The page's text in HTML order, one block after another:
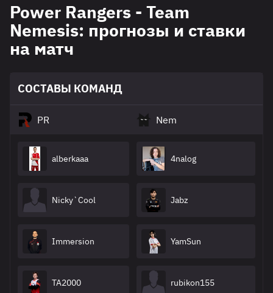
Power Rangers - Team
Nemesis: прогнозы и ставки
на матч
СОСТАВЫ КОМАНД
PR
alberkaaa
Nicky`Cool
Immersion
TA2000
Nem
4nalog
Jabz
YamSun
rubikon155